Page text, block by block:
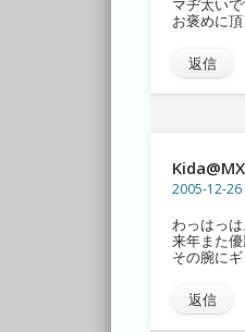
マヂ太い
お褒めに
返信
2005-12-
わっはっは
来年また
その腕に
返信